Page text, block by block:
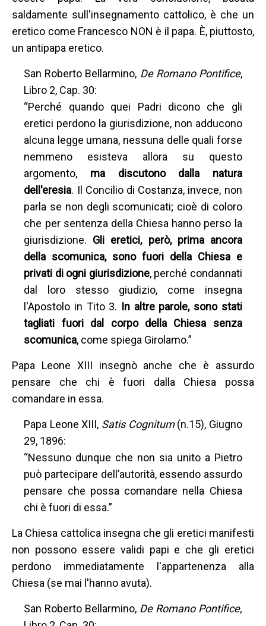
saldamente sull'insegnamento cattolico, è che un
eretico come Francesco NON è il papa. È, piuttosto,
un antipapa eretico.
San Roberto Bellarmino, De Romano Pontifice,
Libro 2, Cap. 30:
“Perché quando quei Padri dicono che gli
eretici perdono la giurisdizione, non adducono
alcuna legge umana, nessuna delle quali forse
nemmeno esisteva allora su questo
argomento, ma discutono dalla natura
dell'eresia. Il Concilio di Costanza, invece, non
parla se non degli scomunicati; cioè di coloro
che per sentenza della Chiesa hanno perso la
giurisdizione. Gli eretici, però, prima ancora
della scomunica, sono fuori della Chiesa e
privati di ogni giurisdizione, perché condannati
dal loro stesso giudizio, come insegna
l'Apostolo in Tito 3. In altre parole, sono stati
tagliati fuori dal corpo della Chiesa senza
scomunica, come spiega Girolamo.”
Papa Leone XIII insegnò anche che è assurdo
pensare che chi è fuori dalla Chiesa possa
comandare in essa.
Papa Leone XIII, Satis Cognitum(n.15), Giugno
29, 1896:
“Nessuno dunque che non sia unito a Pietro
può partecipare dell’autorità, essendo assurdo
pensare che possa comandare nella Chiesa
chi è fuori di essa.”
La Chiesa cattolica insegna che gli eretici manifesti
non possono essere validi papi e che gli eretici
perdono immediatamente l'appartenenza alla
Chiesa (se mai l'hanno avuta).
San Roberto Bellarmino, De Romano Pontifice,